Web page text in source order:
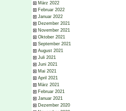
März 2022
Februar 2022
Januar 2022
Dezember 2021
November 2021
Oktober 2021
September 2021
August 2021
Juli 2021
Juni 2021
Mai 2021
April 2021
März 2021
Februar 2021
Januar 2021
Dezember 2020